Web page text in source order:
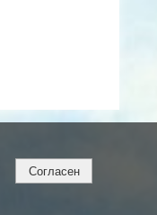
Согласен